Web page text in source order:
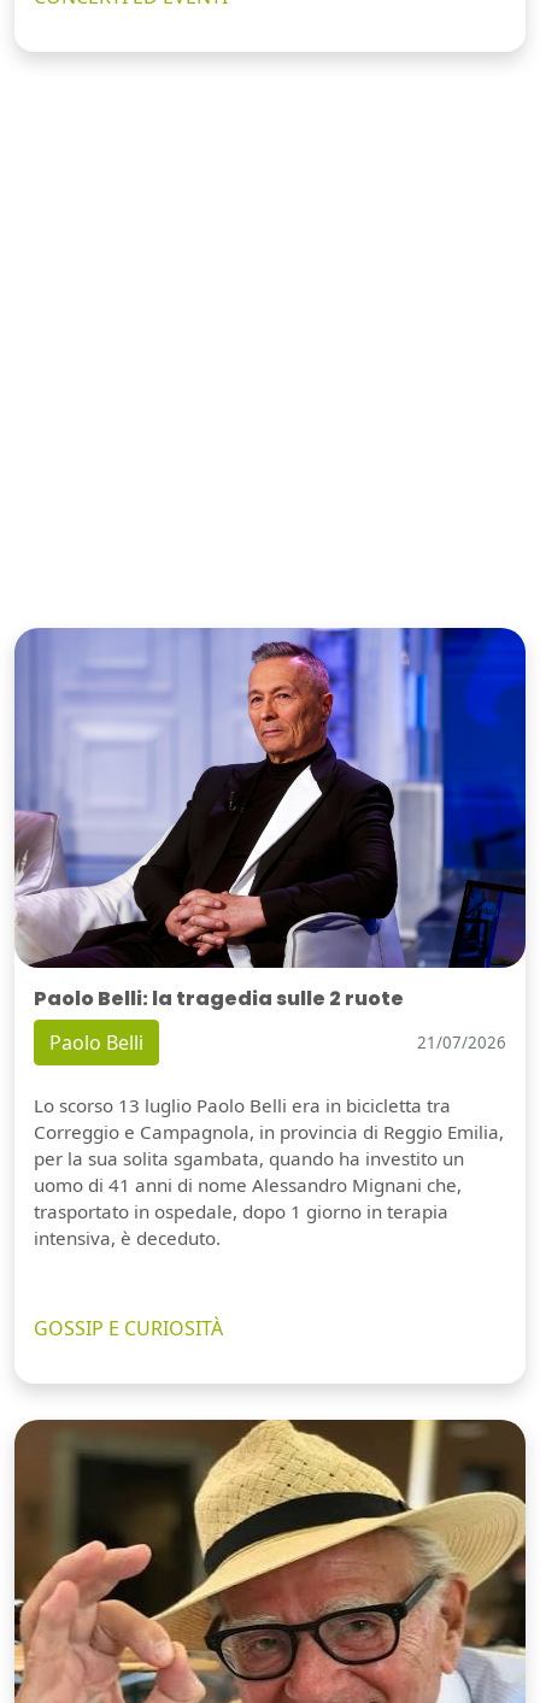
Paolo Belli: la tragedia sulle 2 ruote
Paolo Belli 21/07/2026
Lo scorso 13 luglio Paolo Belli era in bicicletta tra
Correggio e Campagnola, in provincia di Reggio Emilia,
per la sua solita sgambata, quando ha investito un
uomo di 41 anni di nome Alessandro Mignani che,
trasportato in ospedale, dopo 1 giorno in terapia
intensiva, è deceduto.
GOSSIP E CURIOSITÀ